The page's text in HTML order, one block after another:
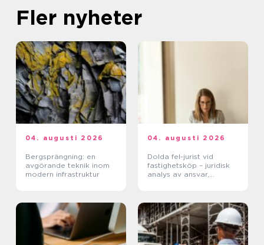
Fler nyheter
04. augusti 2026
Bergsprängning: en
avgörande teknik inom
modern infrastruktur
04. augusti 2026
Dolda fel-jurist vid
fastighetsköp – juridisk
analys av ansvar,